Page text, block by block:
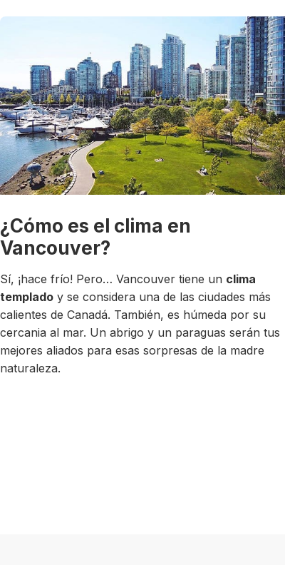
¿Cómo es el clima en
Vancouver?
Sí, ¡hace frío! Pero… Vancouver tiene un clima
templado y se considera una de las ciudades más
calientes de Canadá. También, es húmeda por su
cercania al mar. Un abrigo y un paraguas serán tus
mejores aliados para esas sorpresas de la madre
naturaleza.